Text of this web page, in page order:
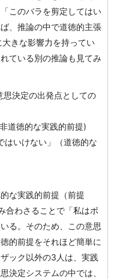
このバラを剪定してはい
、推論の中で道徳的主張
きな影響力を持ってい
ている別の推論も見てみ
思決定の出発点としての
道徳的な実践的前提)
はいけない」（道徳的な
な実践的前提（前提
合わさることで「私はボ
る。そのため、この意思
的前提をそれほど簡単に
ック以外の3人は、実践
決定システムの中では、